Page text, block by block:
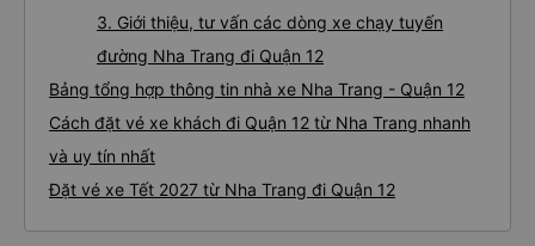
3. Giới thiệu, tư vấn các dòng xe chạy tuyến
đường Nha Trang đi Quận 12
Bảng tổng hợp thông tin nhà xe Nha Trang - Quận 12
Cách đặt vé xe khách đi Quận 12 từ Nha Trang nhanh
và uy tín nhất
Đặt vé xe Tết 2027 từ Nha Trang đi Quận 12